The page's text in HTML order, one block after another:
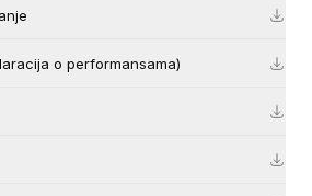
o performansama)